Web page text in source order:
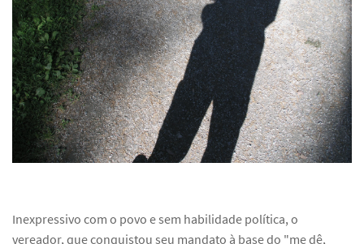
Inexpressivo com o povo e sem habilidade política, o
vereador, que conquistou seu mandato à base do "me dê,